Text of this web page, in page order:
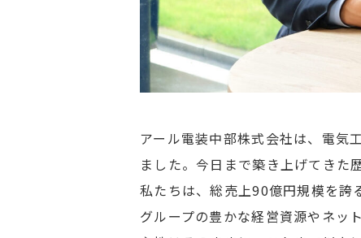
アール電装中部株式会社は、電気
ました。今日まで築き上げてきた
私たちは、総売上90億円規模を誇
グループの豊かな経営資源やネッ